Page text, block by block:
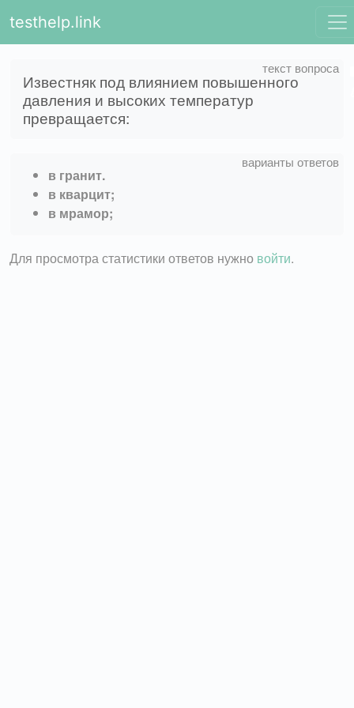
testhelp.link
Известняк под влиянием повышенного
давления и высоких температур
превращается:
в гранит.
в кварцит;
в мрамор;
Для просмотра статистики ответов нужно войти.